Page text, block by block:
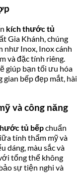
kích thước tủ
Gia Khánh , chúng
như Inox, Inox cánh
và đặc tính riêng.
giúp bạn tối ưu hóa
gian bếp đẹp mắt, hài
và công năng
tủ bếpchuẩn
tính thẩm mỹ và
dáng, màu sắc và
tổng thể không
sự tiện nghi và